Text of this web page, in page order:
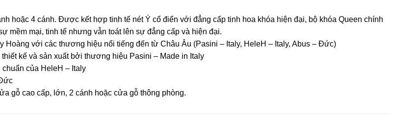
hoặc 4 cánh. Được kết hợp tinh tế nét Ý cổ điển với đẳng cấp tinh hoa khóa hiện đại, bộ khóa Queen chính
mềm mại, tinh tế nhưng vẫn toát lên sự đẳng cấp và hiện đại.
Hoàng với các thương hiệu nổi tiếng đến từ Châu Âu (Pasini – Italy, HeleH – Italy, Abus – Đức)
kế và sản xuất bởi thương hiệu Pasini – Made in Italy
của HeleH – Italy
gỗ cao cấp, lớn, 2 cánh hoặc cửa gỗ thông phòng.